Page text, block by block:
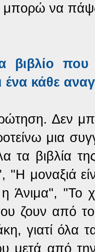
μπορώ να
βιβλίο
ένα κάθε
Δεν
μια
τα βιβλία
"Η μοναξιά
Άνιμα", "Το
ζουν από
γιατί όλα
μετά από